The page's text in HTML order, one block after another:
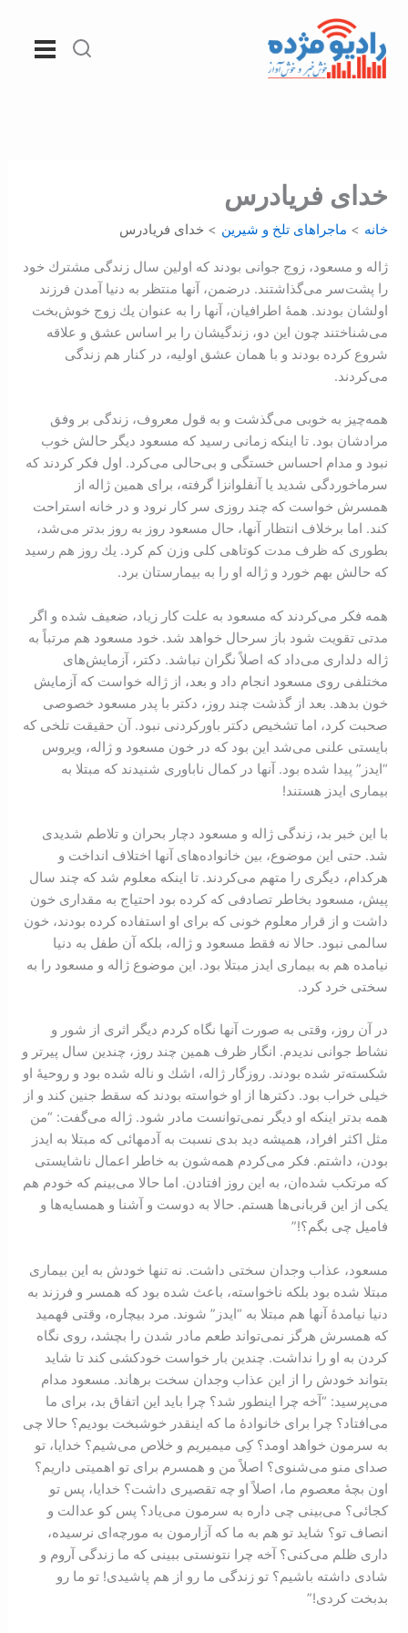
محتوا
خدای فريادرس
خانه ماجراهای تلخ و شیرین خدای فريادرس
ژاله و مسعود، زوج جوانی بودند كه اولين سال زندگی مشترك‌ خود
را پشت‌‌‌سر می‌‌‌‌‌‌گذاشتند. در‌‌‌‌ضمن، آنها منتظر به ‌دنيا آمدن فرزند
اولشان بودند. همۀ اطرافيان، آنها را به عنوان يك زوج خوش‌‌‌بخت
می‌‌‌‌شناختند چون اين دو، زندگيشان را بر اساس عشق و علاقه
شروع كرده بودند و با همان عشق اوليه، در کنار ‌هم زندگی
می‌‌‌‌‏‌کردند.
همه‌‌‌چيز به خوبی می‌‌‌‏‌گذشت و به قول معروف، زندگی بر وفق
مراد‌شان بود. تا ‌اينكه زمانی رسيد كه مسعود ديگر حالش خوب
نبود و مدام احساس خستگی و بی‌‌‏حالی می‌كرد. اول فكر كردند كه
سرما‌‌خوردگی شديد يا آنفلوانزا گرفته، برای همين ژاله از
همسرش خواست که چند روزی سر كار نرود و در خانه استراحت
کند. اما بر‌خلاف انتظار آنها، حال مسعود روز به روز بدتر می‌‌شد،
بطوری که ظرف مدت كوتاهی كلی وزن كم كرد. يك روز هم رسيد
که حالش بهم ‌خورد و ژاله او را به بيمارستان برد.
همه فكر می‌‌‏كردند که مسعود به علت كار زياد، ضعيف شده و اگر
مدتی تقويت شود باز سر‌‌حال خواهد شد. خود مسعود هم مرتباً به
ژاله دلداری می‌‌داد كه اصلاً نگران نباشد. دکتر، آزمايش‌‌های
مختلفی روی مسعود انجام داد و بعد، از ژاله خواست كه آزمايش
خون بدهد. بعد از گذشت چند روز، دكتر با پدر مسعود خصوصی
صحبت كرد، اما تشخيص دكتر باور‌كردنی نبود. آن حقيقت تلخی که
بايستی علنی می‌‌شد اين بود که در خون مسعود و ژاله، ويروس
“ايدز” پيدا شده بود. آنها در كمال ناباوری ‏شنيدند كه مبتلا به
بيماری ايدز هستند!
با اين خبر بد، زندگی ژاله و مسعود دچار بحران و تلاطم شديدی
شد. حتی اين موضوع، بين خانواده‌های آنها اختلاف انداخت و
هر‌كدام، ديگری را متهم می‌‌كردند. تا ‌‌اينكه معلوم شد که چند سال
پيش، مسعود بخاطر تصادفی كه كرده بود احتياج به مقداری خون
داشت و از قرار معلوم خونی كه برای او استفاده كرده بودند، خون
سالمی نبود. حالا نه فقط مسعود و ژاله، بلكه آن طفل به دنيا
نيامده هم به بيماری ايدز مبتلا بود. اين موضوع ژاله و مسعود را به
سختی خرد كرد.
در آن روز، وقتی به صورت آنها نگاه كردم ديگر اثری از شور و
نشاط جوانی نديدم. انگار ظرف همين چند روز، چندين سال پير‌تر و
شكسته‌‌تر شده بودند. روزگار ژاله، اشك و ناله شده بود و روحيۀ او
خيلی خراب بود. دكتر‌ها از او خواسته بودند كه سقط‌ جنين كند و از
همه بدتر اينكه او ديگر نمی‌توانست مادر شود. ژاله می‌گفت: “من
مثل اكثر افراد، هميشه ديد بدی نسبت به آدمهائی كه مبتلا به ايدز
بودن، داشتم. فكر می‌‏كردم همه‌شون به خاطر اعمال نا‌شايستی
كه مرتكب شده‌‏ان، به اين روز افتادن. اما حالا می‌بينم که خودم هم
يكی از اين قربانی‏‌ها هستم. حالا به دوست و آشنا و همسايه‌ها و
فاميل چی بگم؟!”
مسعود، عذاب وجدان سختی داشت. نه تنها خودش به اين بيماری
مبتلا شده بود بلكه نا‌‌‌‌خواسته، باعث شده بود که همسر و فرزند به
دنيا نيامدۀ آنها هم مبتلا به “ايدز” شوند. مرد بيچاره، وقتی فهميد
که همسرش هرگز نمی‌‌‌‌‌تواند طعم مادر شدن را بچشد، روی نگاه
كردن به او را نداشت. چندين بار خواست خود‌‌کشی كند تا شايد
بتواند خودش را از اين عذاب وجدان سخت برهاند. مسعود مدام
می‌پرسيد: “آخه چرا اينطور شد؟ چرا بايد اين اتفاق بد، برای ما
می‌افتاد؟ چرا برای خانوادۀ ما كه اينقدر خوشبخت بوديم؟ حالا چی
به سرمون خواهد اومد؟ کِی می‏ميريم و خلاص می‌شيم؟ خدايا، تو
صدای منو می‌شنوی؟ اصلاً من و همسرم برای تو اهميتی داريم؟
اون بچۀ معصوم ما، اصلاً او چه تقصيری داشت؟ خدايا، پس تو
کجائی؟ می‌بينی چی داره به سرمون می‌ياد؟ پس كو عدالت و
انصاف تو؟ شايد تو هم به ما كه آزارمون به مورچه‌ای نرسيده،
داری ظلم می‌کنی؟ آخه چرا نتونستی ببينی که ما زندگی آروم و
شادی داشته باشيم؟ تو زندگی ما رو از هم پاشيدی! تو ما رو
بدبخت کردی!”